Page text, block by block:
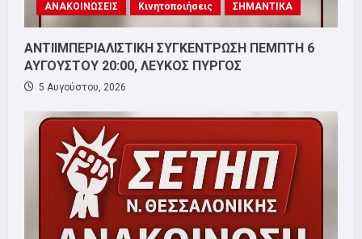
ΑΝΑΚΟΙΝΩΣΕΙΣ Κινητοποιήσεις ΣΗΜΑΝΤΙΚΑ
ΑΝΤΙΙΜΠΕΡΙΑΛΙΣΤΙΚΗ ΣΥΓΚΕΝΤΡΩΣΗ ΠΕΜΠΤΗ 6
ΑΥΓΟΥΣΤΟΥ 20:00, ΛΕΥΚΟΣ ΠΥΡΓΟΣ
5 Αυγούστου, 2026